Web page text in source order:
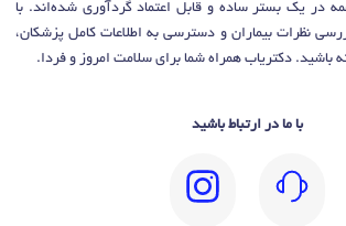
در یک بستر ساده و قابل اعتماد گردآوری شده‌اند. با
نظرات بیماران و دسترسی به اطلاعات کامل پزشکان،
باشید. دکتریاب همراه شما برای سلامت امروز و فردا.
با ما در ارتباط باشید